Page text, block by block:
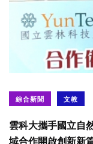
綜合新聞 文教
雲科大攜手國立自
域合作開啟創新新